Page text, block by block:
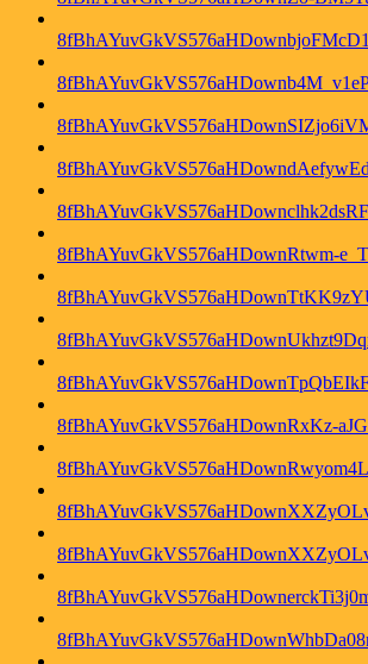
8fBhAYuvGkVS576aHDownRtwm-
8fBhAYuvGkVS576aHDownRxKz-